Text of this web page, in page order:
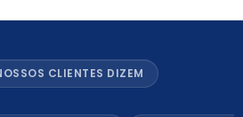
CLIENTES DIZEM